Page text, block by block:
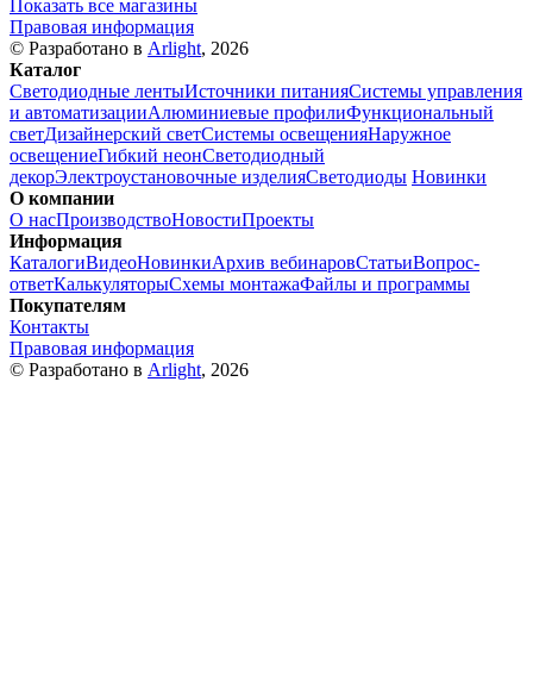
Показать все магазины
Правовая информация
© Разработано в Arlight, 2026
Каталог
Светодиодные лентыИсточники питанияСистемы управления
и автоматизацииАлюминиевые профилиФункциональный
светДизайнерский светСистемы освещенияНаружное
освещениеГибкий неонСветодиодный
декорЭлектроустановочные изделияСветодиоды Новинки
О компании
О насПроизводствоНовостиПроекты
Информация
КаталогиВидеоНовинкиАрхив вебинаровСтатьиВопрос-
ответКалькуляторыСхемы монтажаФайлы и программы
Покупателям
Контакты
Правовая информация
© Разработано в Arlight, 2026